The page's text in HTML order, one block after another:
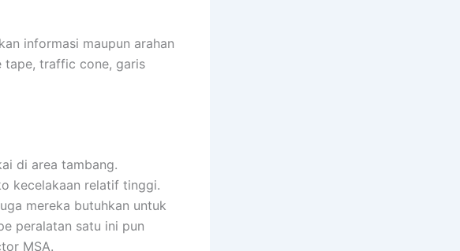
informasi maupun arahan
tape, traffic cone, garis
di area tambang.
kecelakaan relatif tinggi.
mereka butuhkan untuk
peralatan satu ini pun
MSA.